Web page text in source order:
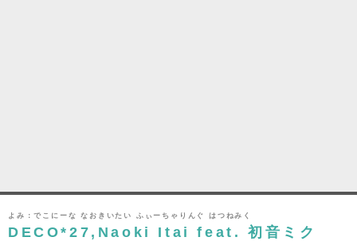
よみ：でこにーな なおきいたい ふぃーちゃりんぐ はつねみく
DECO*27,Naoki Itai feat. 初音ミク